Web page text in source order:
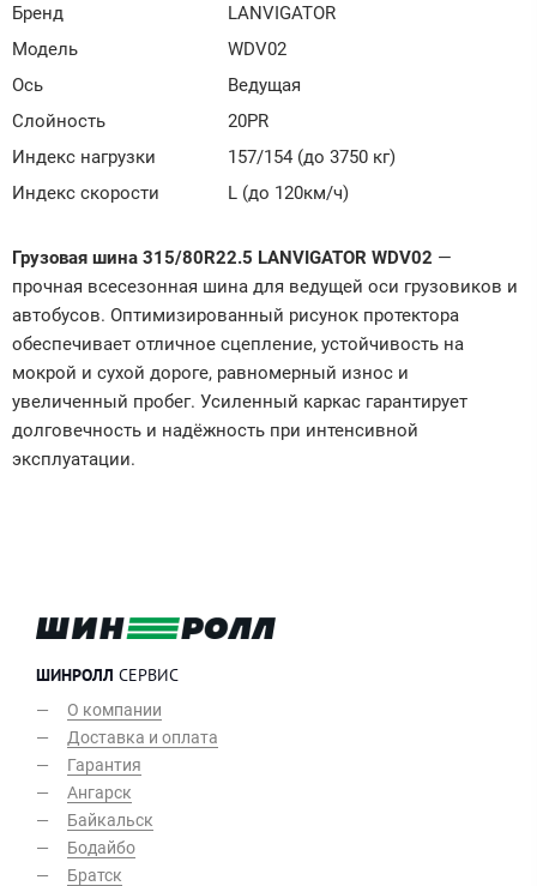
Бренд
LANVIGATOR
Модель
WDV02
Ось
Ведущая
Слойность
20PR
Индекс нагрузки
157/154 (до 3750 кг)
Индекс скорости
L (до 120км/ч)
Грузовая шина 315/80R22.5 LANVIGATOR WDV02 —
прочная всесезонная шина для ведущей оси грузовиков и
автобусов. Оптимизированный рисунок протектора
обеспечивает отличное сцепление, устойчивость на
мокрой и сухой дороге, равномерный износ и
увеличенный пробег. Усиленный каркас гарантирует
долговечность и надёжность при интенсивной
эксплуатации.
ШИНРОЛЛ СЕРВИС
О компании
Доставка и оплата
Гарантия
Ангарск
Байкальск
Бодайбо
Братск